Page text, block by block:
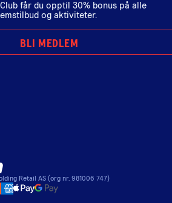
får du opptil 30% bonus på alle
og aktiviteter.
BLI MEDLEM
Retail AS (org nr. 981006 747)